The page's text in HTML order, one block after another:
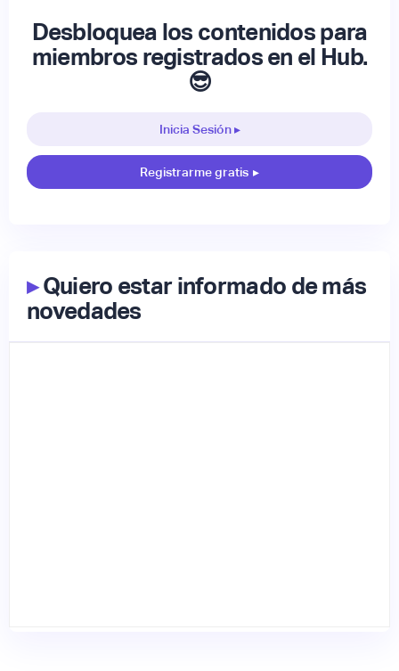
Desbloquea los contenidos para
miembros registrados en el Hub.
😎
Inicia Sesión ▸
Registrarme gratis ▸
▸Quiero estar informado de más
novedades